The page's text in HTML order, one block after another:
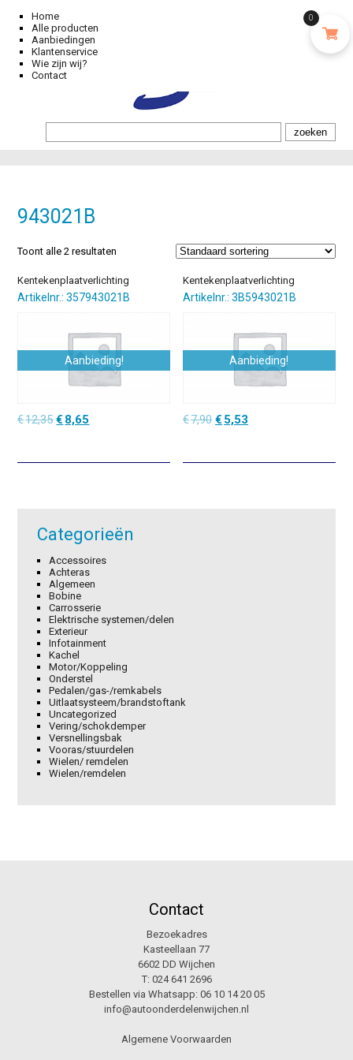
Home
Alle producten
Aanbiedingen
Klantenservice
Wie zijn wij?
Contact
943021B
Toont alle 2 resultaten
Kentekenplaatverlichting
Artikelnr.: 357943021B
Aanbieding!
€12,35Oorspronkelijke
€12,35.
€ 8,65
€8,65.
Kentekenplaatverlichting
Artikelnr.: 3B5943021B
Aanbieding!
€7,90 Oorspronkelijke
€7,90.
€ 5,53
€5,53.
Categorieën
Accessoires
Achteras
Algemeen
Bobine
Carrosserie
Elektrische systemen/delen
Exterieur
Infotainment
Kachel
Motor/Koppeling
Onderstel
Pedalen/gas-/remkabels
Uitlaatsysteem/brandstoftank
Uncategorized
Vering/schokdemper
Versnellingsbak
Vooras/stuurdelen
Wielen/ remdelen
Wielen/remdelen
Contact
Bezoekadres
Kasteellaan 77
6602 DD Wijchen
T: 024 641 2696
Bestellen via Whatsapp: 06 10 14 20 05
info@autoonderdelenwijchen.nl
Algemene Voorwaarden
0